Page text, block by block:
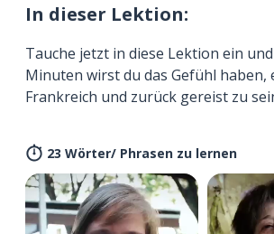
In dieser Lektion:
Tauche jetzt in diese Lektion ein
Minuten wirst du das Gefühl haben,
Frankreich und zurück gereist zu
23 Wörter/ Phrasen zu lernen